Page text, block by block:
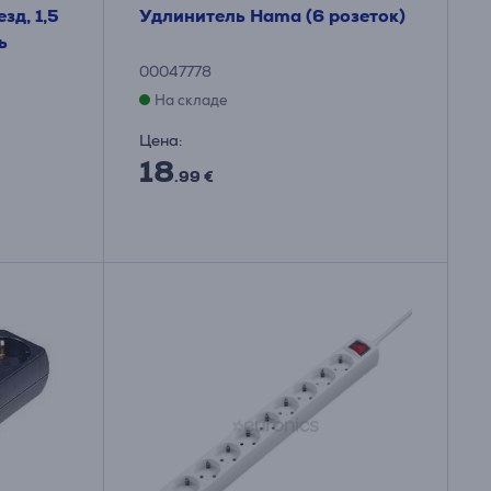
1,5
Удлинитель Hama (6 розеток)
00047778
На складе
Цена:
18.99 €